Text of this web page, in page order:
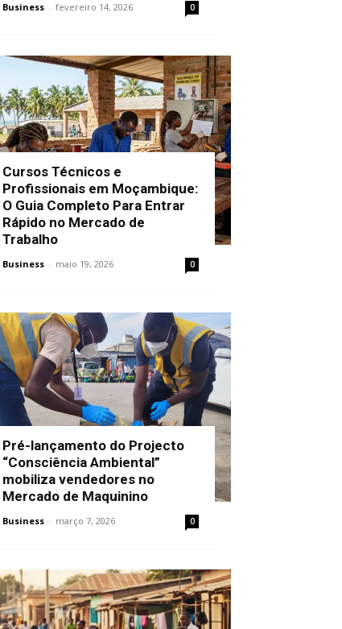
Business - fevereiro 14, 2026 0
Cursos Técnicos e
Profissionais em Moçambique:
O Guia Completo Para Entrar
Rápido no Mercado de
Trabalho
Business - maio 19, 2026 0
Pré-lançamento do Projecto
“Consciência Ambiental”
mobiliza vendedores no
Mercado de Maquinino
Business - março 7, 2026 0